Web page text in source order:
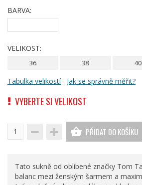
BARVA:
VELIKOST:
36 38 40
Tabulka velikostí Jak se správně měřit?
VYBERTE SI VELIKOST
PŘIDAT DO KOŠÍKU
Tato sukně od oblíbené značky Tom
balanc mezi ženským šarmem a